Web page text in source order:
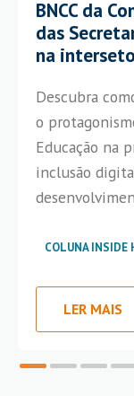
BNCC da
das
na
Descubra
o
Educação na
inclusão
COLUNA INSIDE
LER MAIS